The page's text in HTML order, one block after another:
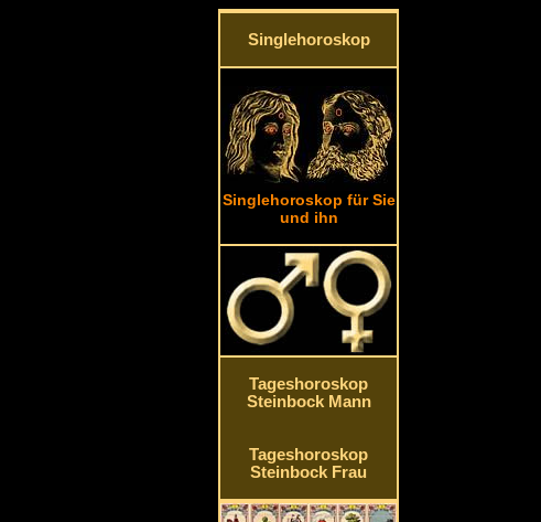
Singlehoroskop
Singlehoroskop für Sie
und ihn
Tageshoroskop
Steinbock Mann
Tageshoroskop
Steinbock Frau